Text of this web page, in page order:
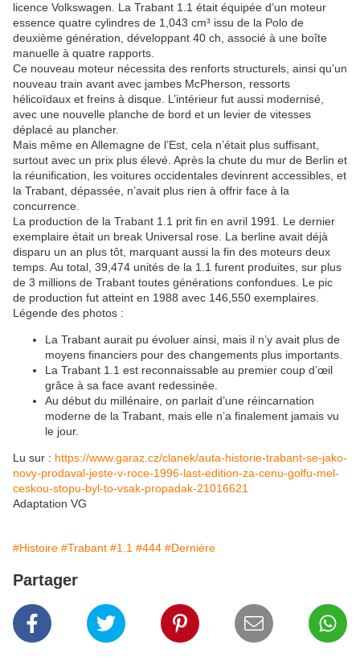
licence Volkswagen. La Trabant 1.1 était équipée d’un moteur
essence quatre cylindres de 1,043 cm³ issu de la Polo de
deuxième génération, développant 40 ch, associé à une boîte
manuelle à quatre rapports.
Ce nouveau moteur nécessita des renforts structurels, ainsi qu’un
nouveau train avant avec jambes McPherson, ressorts
hélicoïdaux et freins à disque. L’intérieur fut aussi modernisé,
avec une nouvelle planche de bord et un levier de vitesses
déplacé au plancher.
Mais même en Allemagne de l’Est, cela n’était plus suffisant,
surtout avec un prix plus élevé. Après la chute du mur de Berlin et
la réunification, les voitures occidentales devinrent accessibles, et
la Trabant, dépassée, n’avait plus rien à offrir face à la
concurrence.
La production de la Trabant 1.1 prit fin en avril 1991. Le dernier
exemplaire était un break Universal rose. La berline avait déjà
disparu un an plus tôt, marquant aussi la fin des moteurs deux
temps. Au total, 39,474 unités de la 1.1 furent produites, sur plus
de 3 millions de Trabant toutes générations confondues. Le pic
de production fut atteint en 1988 avec 146,550 exemplaires.
Légende des photos :
La Trabant aurait pu évoluer ainsi, mais il n’y avait plus de
moyens financiers pour des changements plus importants.
La Trabant 1.1 est reconnaissable au premier coup d’œil
grâce à sa face avant redessinée.
Au début du millénaire, on parlait d’une réincarnation
moderne de la Trabant, mais elle n’a finalement jamais vu
le jour.
Lu sur : https://www.garaz.cz/clanek/auta-historie-trabant-se-jako-
novy-prodaval-jeste-v-roce-1996-last-edition-za-cenu-golfu-mel-
ceskou-stopu-byl-to-vsak-propadak-21016621
Adaptation VG
#Histoire #Trabant #1.1 #444 #Dernière
Partager